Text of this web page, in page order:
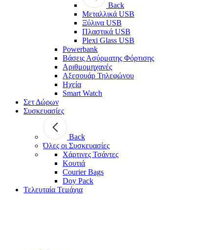
Back
Μεταλλικά USB
Ξύλινα USB
Πλαστικά USB
Plexi Glass USB
Powerbank
Βάσεις Ασύρματης Φόρτισης
Αριθμομηχανές
Αξεσουάρ Τηλεφώνου
Ηχεία
Smart Watch
Σετ Δώρων
Συσκευασίες
Back
Όλες οι Συσκευασίες
Χάρτινες Τσάντες
Κουτιά
Courier Bags
Doy Pack
Τελευταία Τεμάχια